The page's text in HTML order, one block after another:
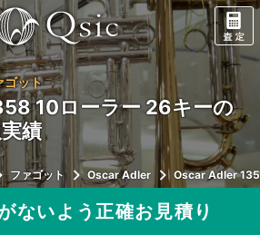
ゴット
10ローラー 26キーの
績
ファゴット Oscar Adler Oscar Adler
ないよう正確お見積り